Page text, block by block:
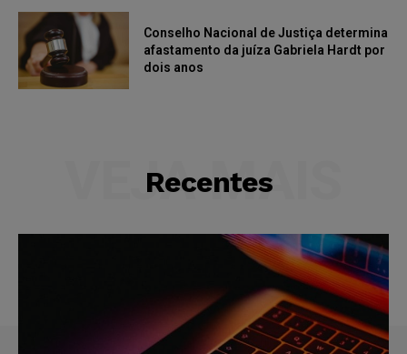
Conselho Nacional de Justiça determina
afastamento da juíza Gabriela Hardt por
dois anos
Recentes
VEJA MAIS